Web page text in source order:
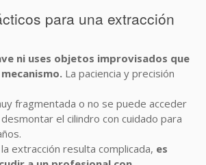
para una extracción
ni uses objetos improvisados que
La paciencia y precisión
fragmentada o no se puede acceder
el cilindro con cuidado para
extracción resulta complicada, es